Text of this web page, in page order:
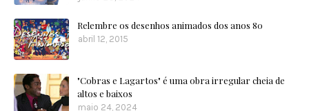
Relembre os desenhos animados dos anos 80
abril 12, 2015
"Cobras e Lagartos" é uma obra irregular cheia de
altos e baixos
maio 24, 2024